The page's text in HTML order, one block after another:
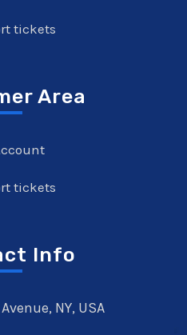
tickets
Area
tickets
Info
NY, USA